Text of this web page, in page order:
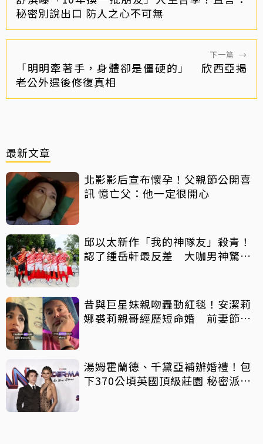
秘密別說出口 防人之心不可無
下一篇 →
「明明牽著手，身體卻是僵硬的」 欣西亞揭
老公外遇後修復真相
最新文章
北影影后宣布懷孕！父親節公開喜
訊 憶亡父：他一定很開心
邱以太新作「我的神隊友」殺青！
認了鍾岳軒最反差 大咖男神驚喜
昔與巨星妹親吻轟動紅毯！安潔莉
娜裘莉親哥經歷短命婚 前妻節目
湯姆霍蘭德、千黛亞補辦婚禮！包
下370公頃英國頂級莊園 秘密派對